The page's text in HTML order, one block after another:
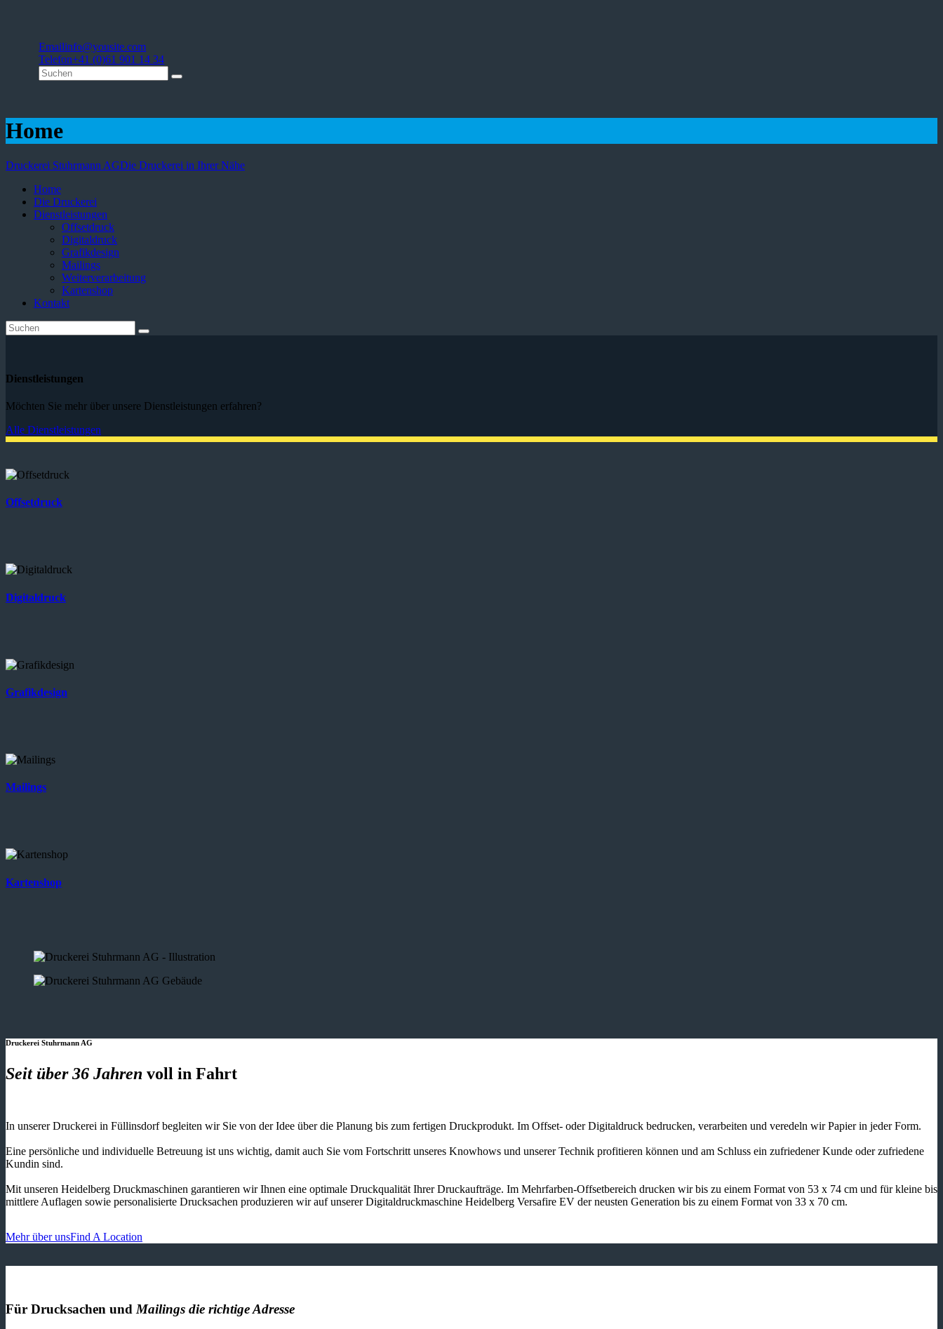
Emailinfo@yousite.com
Telefon+41 (0)61 901 14 34
Home
Druckerei Stuhrmann AGDie Druckerei in Ihrer Nähe
Home
Die Druckerei
Dienstleistungen
Offsetdruck
Digitaldruck
Grafikdesign
Mailings
Weiterverarbeitung
Kartenshop
Kontakt
Dienstleistungen
Möchten Sie mehr über unsere Dienstleistungen erfahren?
Alle Dienstleistungen
Offsetdruck
Digitaldruck
Grafikdesign
Mailings
Kartenshop
Druckerei Stuhrmann AG
Seit über 36 Jahren voll in Fahrt
In unserer Druckerei in Füllinsdorf begleiten wir Sie von der Idee über die Planung bis zum fertigen Druckprodukt. Im Offset- oder Digitaldruck bedrucken, verarbeiten und veredeln wir Papier in jeder Form.
Eine persönliche und individuelle Betreuung ist uns wichtig, damit auch Sie vom Fortschritt unseres Knowhows und unserer Technik profitieren können und am Schluss ein zufriedener Kunde oder zufriedene
Kundin sind.
Mit unseren Heidelberg Druckmaschinen garantieren wir Ihnen eine optimale Druckqualität Ihrer Druckaufträge. Im Mehrfarben-Offsetbereich drucken wir bis zu einem Format von 53 x 74 cm und für kleine bis
mittlere Auflagen sowie personalisierte Drucksachen produzieren wir auf unserer Digitaldruckmaschine Heidelberg Versafire EV der neusten Generation bis zu einem Format von 33 x 70 cm.
Mehr über unsFind A Location
Für Drucksachen und Mailings die richtige Adresse